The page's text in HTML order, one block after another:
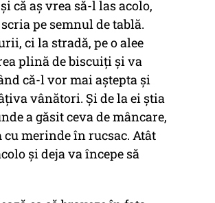
că aș vrea să-l las acolo,
pe semnul de tablă.
ci la stradă, pe o alee
plină de biscuiți și va
că-l vor mai aștepta și
vânători. Și de la ei știa
a găsit ceva de mâncare,
merinde în rucsac. Atât
și deja va începe să